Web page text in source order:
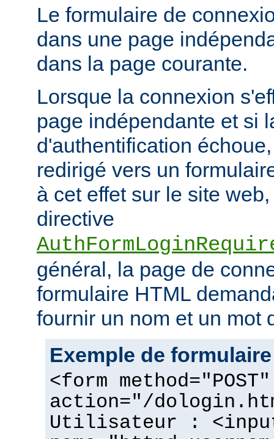
Le formulaire de
dans une page
dans la page courante.
Lorsque la connexion
page indépendante et si
d'authentification
redirigé vers un
à cet effet sur le site
directive
général, la page de
formulaire HTML
fournir un nom et un mot
Exemple de
<form method="POST"
action="/
Utilisateur :